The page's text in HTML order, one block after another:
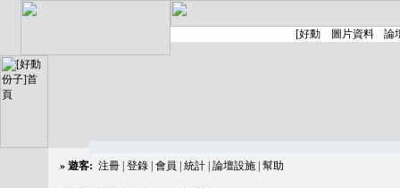
» 遊客: 注冊 登錄 會員 統計 論壇設施 幫助